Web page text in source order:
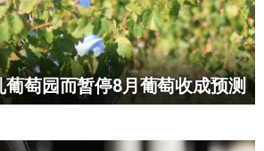
萄园而暂停8月葡萄收成预测